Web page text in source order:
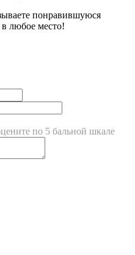
понравившуюся
любое место!
по 5 бальной шкале